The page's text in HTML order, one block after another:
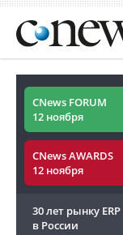
CNews FORUM
12 ноября
CNews AWARDS
12 ноября
30 лет рынку ERP
в России